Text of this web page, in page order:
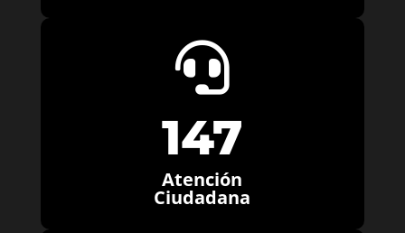

147
Atención
Ciudadana